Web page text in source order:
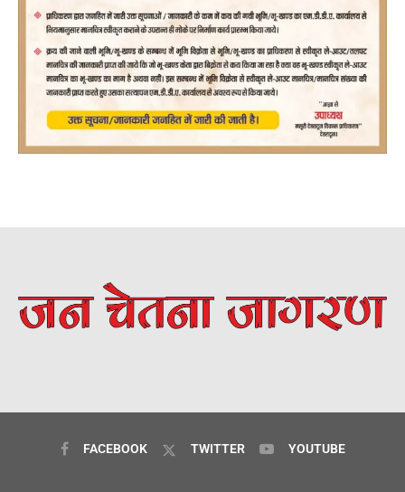
FACEBOOK TWITTER YOUTUBE